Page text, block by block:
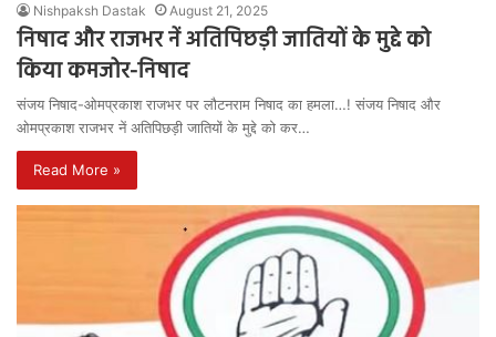
Nishpaksh Dastak August 21, 2025
निषाद और राजभर नें अतिपिछड़ी जातियों के मुद्दे को
किया कमजोर-निषाद
संजय निषाद-ओमप्रकाश राजभर पर लौटनराम निषाद का हमला…! संजय निषाद और
ओमप्रकाश राजभर नें अतिपिछड़ी जातियों के मुद्दे को कर…
Read More »